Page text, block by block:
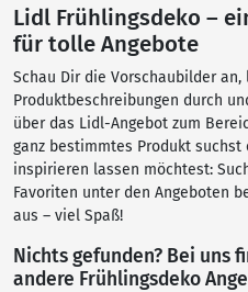
Lidl Frühlingsdeko –
für tolle Angebote
Schau Dir die Vorschaubilder an,
Produktbeschreibungen durch
über das Lidl-Angebot zum
ganz bestimmtes Produkt
inspirieren lassen möchtest:
Favoriten unter den Angeboten
aus – viel Spaß!
Nichts gefunden? Bei uns
andere Frühlingsdeko